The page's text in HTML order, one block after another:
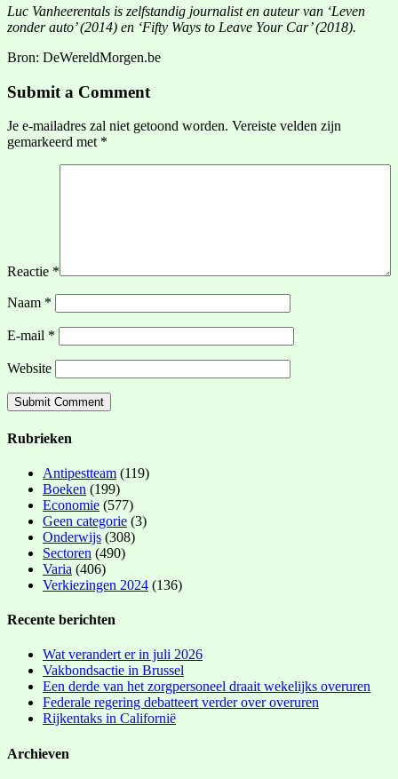
Luc Vanheerentals is zelfstandig journalist en auteur van ‘Leven
zonder auto’ (2014) en ‘Fifty Ways to Leave Your Car’ (2018).
Bron: DeWereldMorgen.be
Submit a Comment
Je e-mailadres zal niet getoond worden. Vereiste velden zijn
gemarkeerd met *
Reactie *
Naam *
E-mail *
Website
Rubrieken
Antipestteam (119)
Boeken (199)
Economie (577)
Geen categorie (3)
Onderwijs (308)
Sectoren (490)
Varia (406)
Verkiezingen 2024 (136)
Recente berichten
Wat verandert er in juli 2026
Vakbondsactie in Brussel
Een derde van het zorgpersoneel draait wekelijks overuren
Federale regering debatteert verder over overuren
Rijkentaks in Californië
Archieven